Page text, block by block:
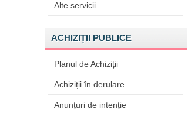
Alte servicii
ACHIZIȚII PUBLICE
Planul de Achiziții
Achiziții în derulare
Anunțuri de intenție